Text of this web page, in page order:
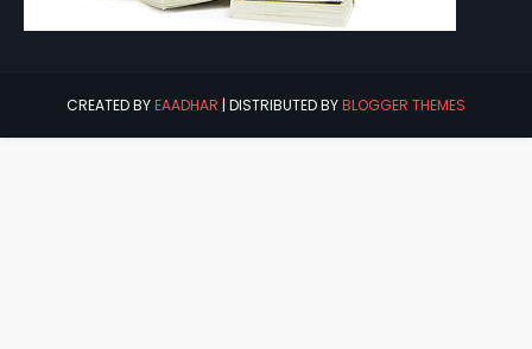
CREATED BYEAADHAR | DISTRIBUTED BYBLOGGER THEMES